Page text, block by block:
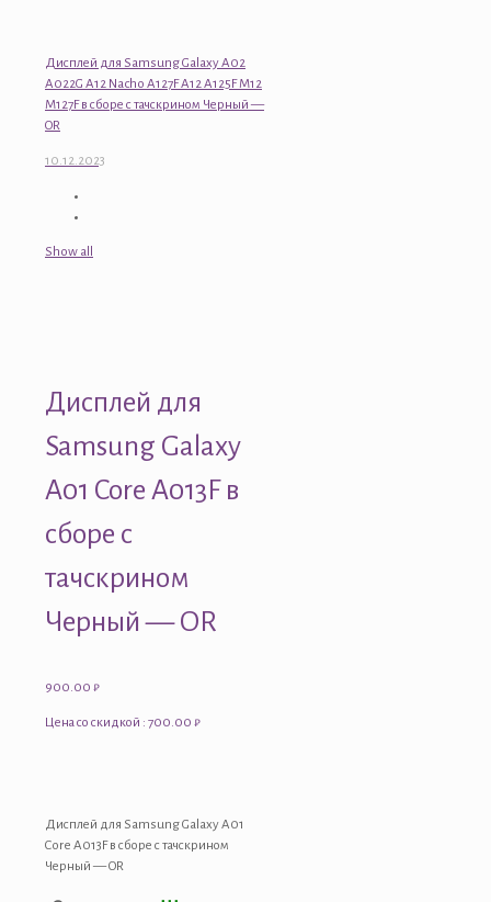
Дисплей для Samsung Galaxy A02
A022G A12 Nacho A127F A12 A125F M12
M127F в сборе с тачскрином Черный —
OR
10.12.2023
Show all
Дисплей для
Samsung Galaxy
A01 Core A013F в
сборе с
тачскрином
Черный — OR
900.00 ₽
Цена со скидкой : 700.00 ₽
Дисплей для Samsung Galaxy A01
Core A013F в сборе с тачскрином
Черный — OR